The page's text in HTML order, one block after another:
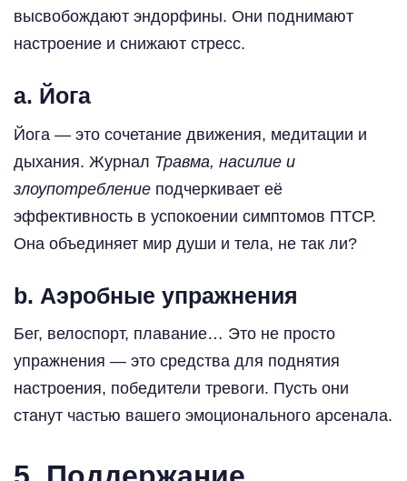
высвобождают эндорфины. Они поднимают
настроение и снижают стресс.
a. Йога
Йога — это сочетание движения, медитации и
дыхания. Журнал Травма, насилие и
злоупотребление подчеркивает её
эффективность в успокоении симптомов ПТСР.
Она объединяет мир души и тела, не так ли?
b. Аэробные упражнения
Бег, велоспорт, плавание… Это не просто
упражнения — это средства для поднятия
настроения, победители тревоги. Пусть они
станут частью вашего эмоционального арсенала.